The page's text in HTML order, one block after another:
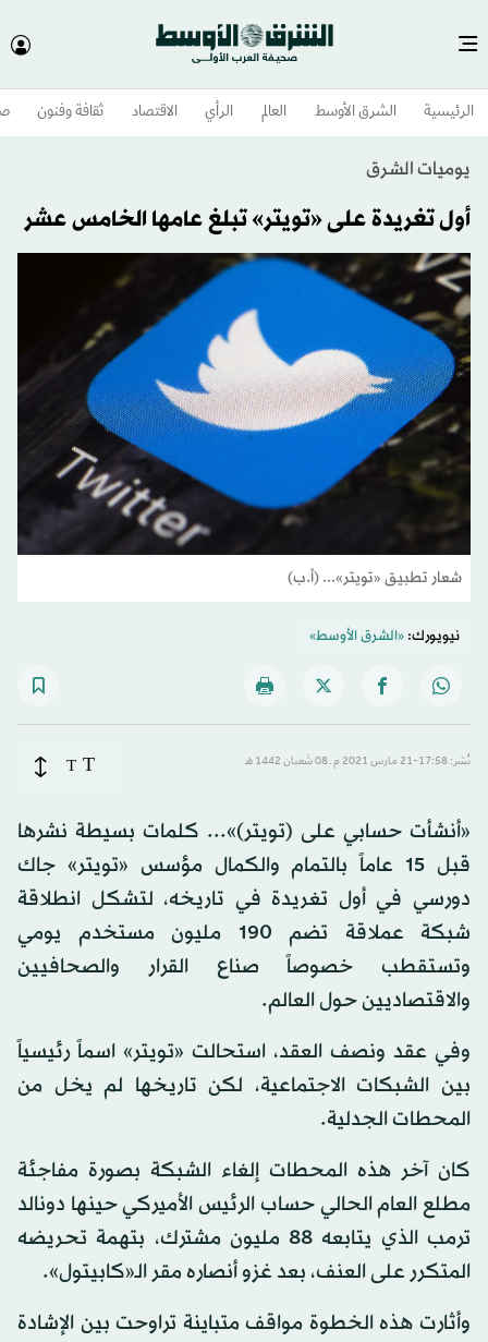
الرئيسية الشرق الأوسط​ العالم الرأي الاقتصاد ثقافة وفنون
يوميات الشرق
أول تغريدة على «تويتر» تبلغ عامها الخامس عشر
شعار تطبيق «تويتر»... (أ.ب)
نيويورك:«الشرق الأوسط»
نُشر: 17:58-21 مارس 2021 م ـ 08 شَعبان 1442 هـ T
T
«أنشأت حسابي على (تويتر)»... كلمات بسيطة نشرها
قبل 15 عاماً بالتمام والكمال مؤسس «تويتر» جاك
دورسي في أول تغريدة في تاريخه، لتشكل انطلاقة
شبكة عملاقة تضم 190 مليون مستخدم يومي
وتستقطب خصوصاً صناع القرار والصحافيين
والاقتصاديين حول العالم.
وفي عقد ونصف العقد، استحالت «تويتر» اسماً رئيسياً
بين الشبكات الاجتماعية، لكن تاريخها لم يخل من
المحطات الجدلية.
كان آخر هذه المحطات إلغاء الشبكة بصورة مفاجئة
مطلع العام الحالي حساب الرئيس الأميركي حينها دونالد
ترمب الذي يتابعه 88 مليون مشترك، بتهمة تحريضه
المتكرر على العنف، بعد غزو أنصاره مقر الـ«كابيتول».
وأثارت هذه الخطوة مواقف متباينة تراوحت بين الإشادة